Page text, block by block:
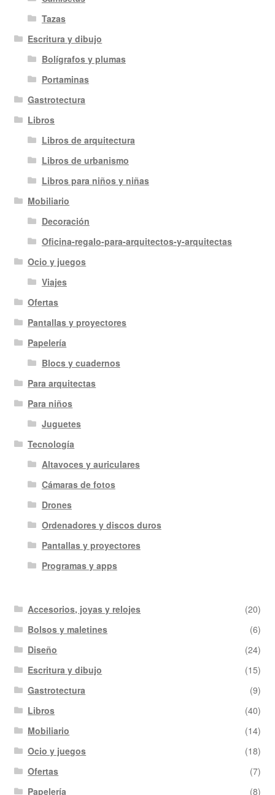
Tazas
Escritura y dibujo
Bolígrafos y plumas
Portaminas
Gastrotectura
Libros
Libros de arquitectura
Libros de urbanismo
Libros para niños y niñas
Mobiliario
Decoración
Oficina-regalo-para-arquitectos-y-arquitectas
Ocio y juegos
Viajes
Ofertas
Pantallas y proyectores
Papelería
Blocs y cuadernos
Para arquitectas
Para niños
Juguetes
Tecnología
Altavoces y auriculares
Cámaras de fotos
Drones
Ordenadores y discos duros
Pantallas y proyectores
Programas y apps
Accesorios, joyas y relojes
(20)
Bolsos y maletines
(6)
Diseño
(24)
Escritura y dibujo
(15)
Gastrotectura
(9)
Libros
(40)
Mobiliario
(14)
Ocio y juegos
(18)
Ofertas
(7)
Papelería
(8)